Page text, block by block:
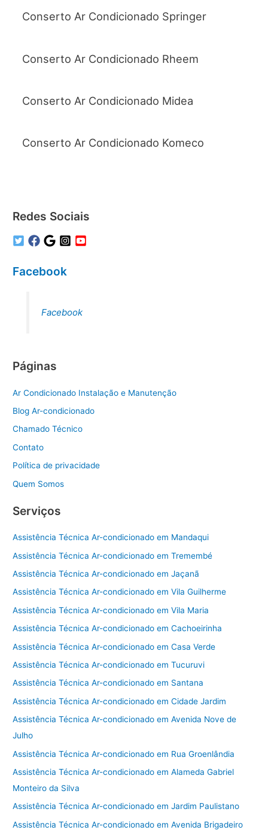
Conserto Ar Condicionado Springer
Conserto Ar Condicionado Rheem
Conserto Ar Condicionado Midea
Conserto Ar Condicionado Komeco
Redes Sociais
Facebook
Facebook
Páginas
Ar Condicionado Instalação e Manutenção
Blog Ar-condicionado
Chamado Técnico
Contato
Política de privacidade
Quem Somos
Serviços
Assistência Técnica Ar-condicionado em Mandaqui
Assistência Técnica Ar-condicionado em Tremembé
Assistência Técnica Ar-condicionado em Jaçanã
Assistência Técnica Ar-condicionado em Vila Guilherme
Assistência Técnica Ar-condicionado em Vila Maria
Assistência Técnica Ar-condicionado em Cachoeirinha
Assistência Técnica Ar-condicionado em Casa Verde
Assistência Técnica Ar-condicionado em Tucuruvi
Assistência Técnica Ar-condicionado em Santana
Assistência Técnica Ar-condicionado em Cidade Jardim
Assistência Técnica Ar-condicionado em Avenida Nove de
Julho
Assistência Técnica Ar-condicionado em Rua Groenlândia
Assistência Técnica Ar-condicionado em Alameda Gabriel
Monteiro da Silva
Assistência Técnica Ar-condicionado em Jardim Paulistano
Assistência Técnica Ar-condicionado em Avenida Brigadeiro